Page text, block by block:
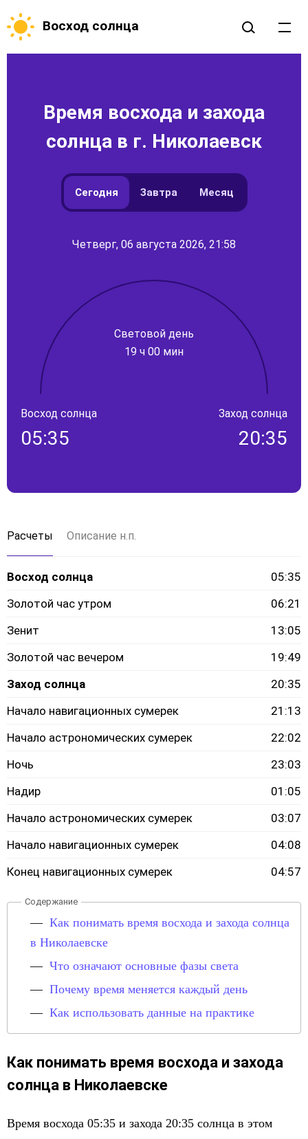
Восход солнца
Время восхода и захода
солнца в г. Николаевск
Сегодня Завтра Месяц
Четверг, 06 августа 2026, 21:58
Световой день
19 ч 00 мин
Восход солнца
05:35
Заход солнца
20:35
Расчеты Описание н.п.
Восход солнца
05:35
Золотой час утром
06:21
Зенит
13:05
Золотой час вечером
19:49
Заход солнца
20:35
Начало навигационных сумерек
21:13
Начало астрономических сумерек
22:02
Ночь
23:03
Надир
01:05
Начало астрономических сумерек
03:07
Начало навигационных сумерек
04:08
Конец навигационных сумерек
04:57
Как понимать время восхода и захода солнца
в Николаевске
Что означают основные фазы света
Почему время меняется каждый день
Как использовать данные на практике
Как понимать время восхода и захода
солнца в Николаевске
Время восхода 05:35 и захода 20:35 солнца в этом